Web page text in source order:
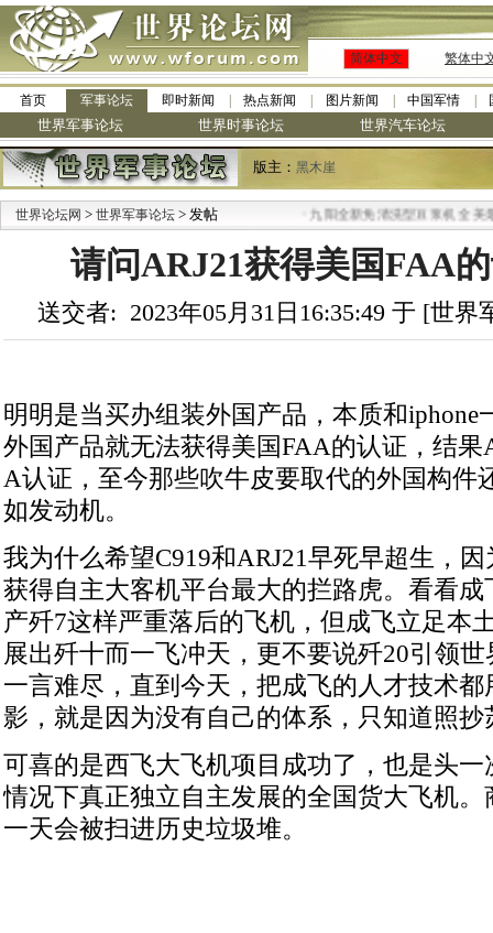
简体中文 繁体中
首页 军事论坛 即时新闻 热点新闻 图片新闻 中国军情
世界军事论坛 世界时事论坛 世界汽车论坛
版主： 黑木崖
世界论坛网 > 世界军事论坛 > 发帖 九阳全新免清洗型豆浆机 全美最低
请问ARJ21获得美国FAA
送交者: 2023年05月31日16:35:49 于 [世
明明是当买办组装外国产品，本质和iphone
外国产品就无法获得美国FAA的认证，结果
A认证，至今那些吹牛皮要取代的外国构件
如发动机。
我为什么希望C919和ARJ21早死早超生，
获得自主大客机平台最大的拦路虎。看看
产歼7这样严重落后的飞机，但成飞立足本
展出歼十而一飞冲天，更不要说歼20引领
一言难尽，直到今天，把成飞的人才技术
影，就是因为没有自己的体系，只知道照抄
可喜的是西飞大飞机项目成功了，也是头
情况下真正独立自主发展的全国货大飞机
一天会被扫进历史垃圾堆。